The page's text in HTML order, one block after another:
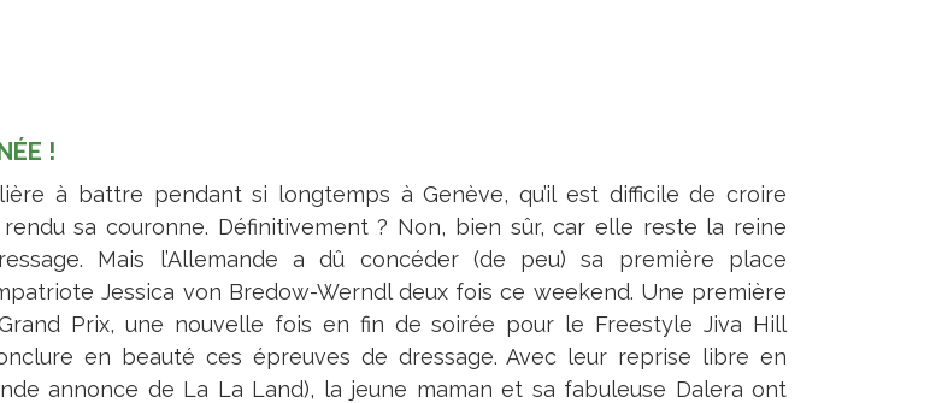
!
à battre pendant si longtemps à Genève, qu’il est difficile de croire
rendu sa couronne. Définitivement ? Non, bien sûr, car elle reste la reine
Mais l’Allemande a dû concéder (de peu) sa première place
Jessica von Bredow-Werndl deux fois ce weekend. Une première
Prix, une nouvelle fois en fin de soirée pour le Freestyle Jiva Hill
en beauté ces épreuves de dressage. Avec leur reprise libre en
annonce de La La Land), la jeune maman et sa fabuleuse Dalera ont